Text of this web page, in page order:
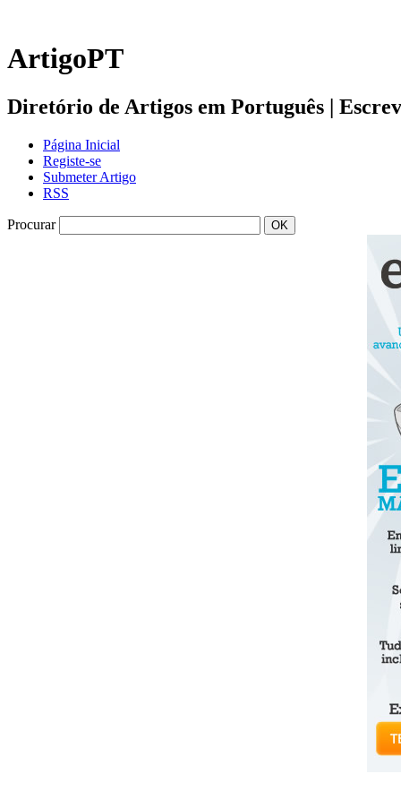
ArtigoPT
Diretório de Artigos em Português |
Página Inicial
Registe-se
Submeter Artigo
RSS
Procurar